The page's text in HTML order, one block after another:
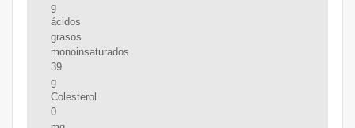
g
ácidos
grasos
monoinsaturados
39
g
Colesterol
0